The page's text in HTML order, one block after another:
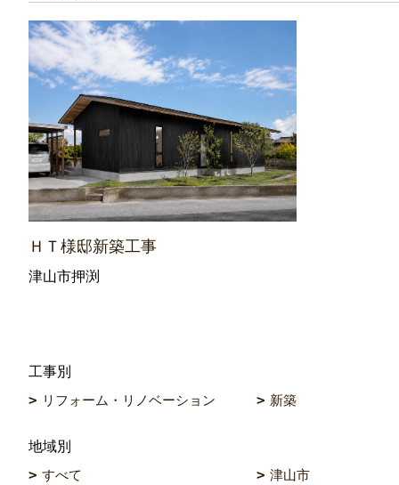
ＨＴ様邸新築工事
津山市押渕
工事別
リフォーム・リノベーション
新築
地域別
すべて
津山市